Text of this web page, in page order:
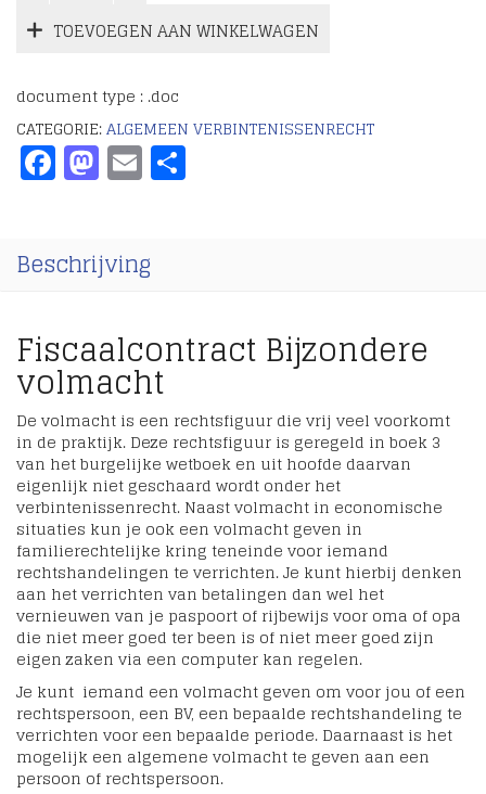
TOEVOEGEN AAN WINKELWAGEN
document type : .doc
CATEGORIE:ALGEMEEN VERBINTENISSENRECHT
Facebook
Mastodon
Email
Beschrijving
Fiscaalcontract Bijzondere
volmacht
De volmacht is een rechtsfiguur die vrij veel voorkomt
in de praktijk. Deze rechtsfiguur is geregeld in boek 3
van het burgelijke wetboek en uit hoofde daarvan
eigenlijk niet geschaard wordt onder het
verbintenissenrecht. Naast volmacht in economische
situaties kun je ook een volmacht geven in
familierechtelijke kring teneinde voor iemand
rechtshandelingen te verrichten. Je kunt hierbij denken
aan het verrichten van betalingen dan wel het
vernieuwen van je paspoort of rijbewijs voor oma of opa
die niet meer goed ter been is of niet meer goed zijn
eigen zaken via een computer kan regelen.
Je kunt iemand een volmacht geven om voor jou of een
rechtspersoon, een BV, een bepaalde rechtshandeling te
verrichten voor een bepaalde periode. Daarnaast is het
mogelijk een algemene volmacht te geven aan een
persoon of rechtspersoon.